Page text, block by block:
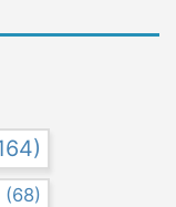
(68)